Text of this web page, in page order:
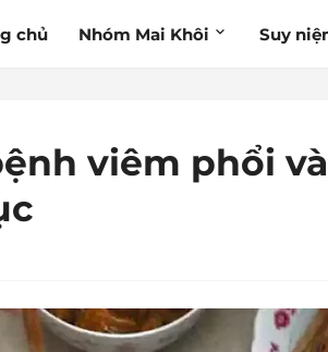
chủ Nhóm Mai Khôi Suy
viêm phổi